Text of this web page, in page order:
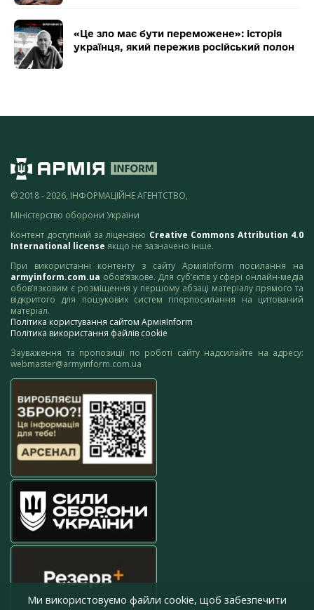
«Це зло має бути переможене»: історія
українця, який пережив російський полон
© 2018 - 2026, ІНФОРМАЦІЙНЕ АГЕНТСТВО,
Міністерство оборони України
Контент доступний за ліцензією Creative Commons Attribution 4.0
International license якщо не зазначено інше.
При використанні контенту з сайту АрміяInform посилання на
armyinform.com.ua обов’язкове. Для суб’єктів у сфері онлайн-медіа
обов’язковим є розміщення у першому абзаці матеріалу прямого та
відкритого для пошукових систем гіперпосилання на цитований
матеріал.
Політика користування сайтом АрміяInform
Політика використання файлів cookie
Зауваження та пропозиції по роботі сайту надсилайте на адресу:
webmaster@armyinform.com.ua
Ми використовуємо файли cookie, щоб забезпечити